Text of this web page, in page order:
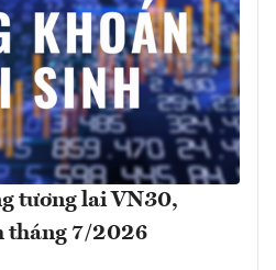
tương lai VN30,
tháng 7/2026